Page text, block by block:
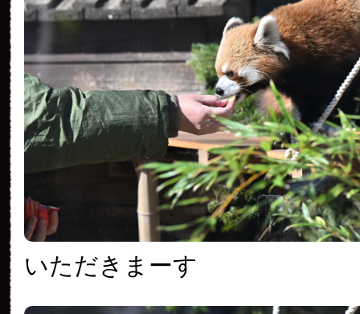
いただきまーす